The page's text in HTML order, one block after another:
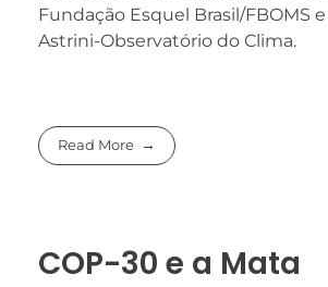
Fundação Esquel Brasil/FBOMS
Astrini-Observatório do Clima.
Read More
COP-30 e a Mata